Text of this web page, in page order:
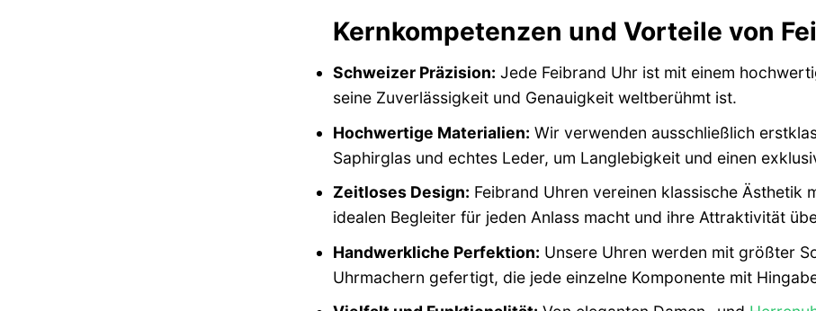
Kernkompetenzen und Vorteile von
Schweizer Präzision: Jede Feibrand Uhr ist mit einem
seine Zuverlässigkeit und Genauigkeit weltberühmt ist.
Hochwertige Materialien: Wir verwenden ausschließlich
Saphirglas und echtes Leder, um Langlebigkeit und einen
Zeitloses Design: Feibrand Uhren vereinen klassische Ästhetik
idealen Begleiter für jeden Anlass macht und ihre Attraktivität
Handwerkliche Perfektion: Unsere Uhren werden mit größter
Uhrmachern gefertigt, die jede einzelne Komponente mit